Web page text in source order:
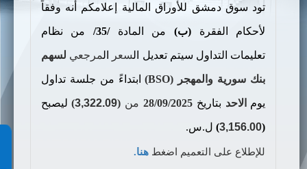
تود سوق دمشق للأوراق المالية إعلامكم أنه وفقاً
لأحكام الفقرة(ب) من المادة/35/ من نظام
تعليمات التداول سيتم تعديل السعر المرجعي لسهم
بنك سورية والمهجر (BSO) ابتداءً من جلسة تداول
يوم الاحد بتاريخ 28/09/2025 من (
3,322.09
) ليصبح
(
3,156.00
)ل.س.
للإطلاع على التعميم اضغط هنا.